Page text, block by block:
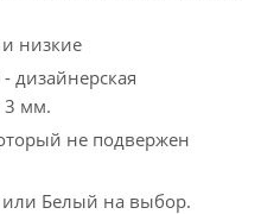
низкие
дизайнерская
3 мм.
не подвержен
Белый на выбор.